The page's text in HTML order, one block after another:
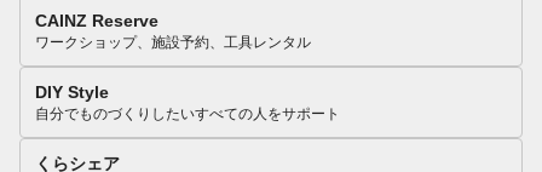
CAINZ Reserve
ワークショップ、施設予約、工具レンタル
DIY Style
自分でものづくりしたいすべての人をサポート
くらシェア